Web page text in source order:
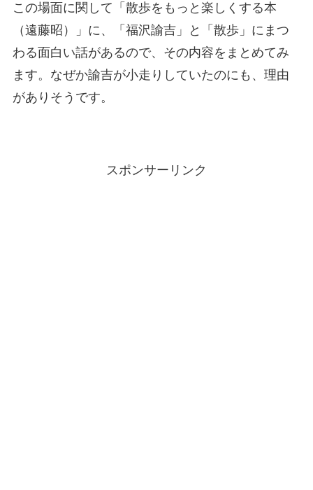
この場面に関して「散歩をもっと楽しくする本
（遠藤昭）」に、「福沢諭吉」と「散歩」にまつ
わる面白い話があるので、その内容をまとめてみ
ます。なぜか諭吉が小走りしていたのにも、理由
がありそうです。
スポンサーリンク